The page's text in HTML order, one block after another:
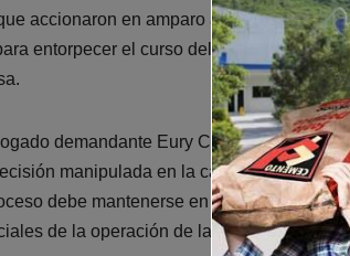
accionaron en amparo alegan que esta
entorpecer el curso del juicio y
demandante Eury Cuevas Díaz fue
manipulada en la capital”, dejando
debe mantenerse en esta
de la operación de las barcazas.